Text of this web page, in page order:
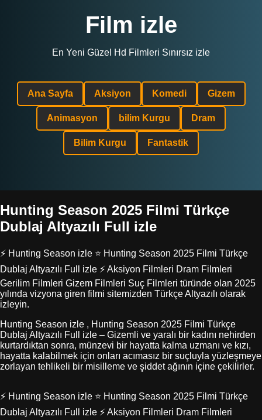
Film izle
En Yeni Güzel Hd Filmleri Sınırsız izle
Ana Sayfa Aksiyon Komedi Gizem
Animasyon bilim Kurgu Dram
Bilim Kurgu Fantastik
Hunting Season 2025 Filmi Türkçe
Dublaj Altyazılı Full izle
⚡ Hunting Season izle ⭐ Hunting Season 2025 Filmi Türkçe
Dublaj Altyazılı Full izle ⚡ Aksiyon Filmleri Dram Filmleri
Gerilim Filmleri Gizem Filmleri Suç Filmleri türünde olan 2025
yılında vizyona giren filmi sitemizden Türkçe Altyazılı olarak
izleyin.
Hunting Season izle , Hunting Season 2025 Filmi Türkçe
Dublaj Altyazılı Full izle – Gizemli ve yaralı bir kadını nehirden
kurtardıktan sonra, münzevi bir hayatta kalma uzmanı ve kızı,
hayatta kalabilmek için onları acımasız bir suçluyla yüzleşmeye
zorlayan tehlikeli bir misilleme ve şiddet ağının içine çekilirler.
⚡ Hunting Season izle ⭐ Hunting Season 2025 Filmi Türkçe
Dublaj Altyazılı Full izle ⚡ Aksiyon Filmleri Dram Filmleri